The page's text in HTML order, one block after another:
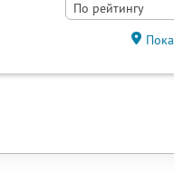
По рейтингу